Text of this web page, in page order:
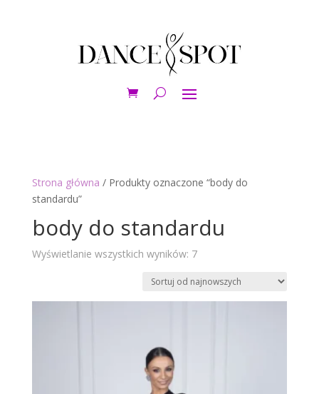
Strona główna / Produkty oznaczone “body do
standardu”
body do standardu
Wyświetlanie wszystkich wyników: 7Posortowane
najnowszych